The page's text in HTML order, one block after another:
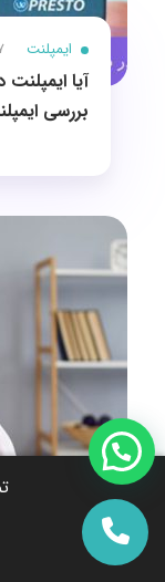
ایمپلنت
آیا
بررسی
علت درد